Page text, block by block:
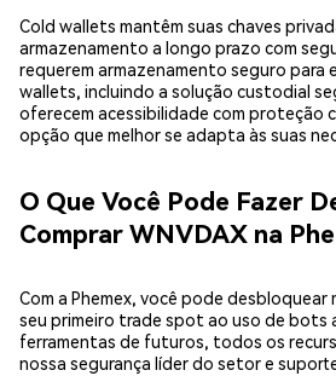
Cold wallets mantêm suas chaves
armazenamento a longo prazo com
requerem armazenamento seguro para
wallets, incluindo a solução custodial
oferecem acessibilidade com proteção
opção que melhor se adapta às suas
O Que Você Pode Fazer
Comprar WNVDAX na
Com a Phemex, você pode desbloquear
seu primeiro trade spot ao uso de bots
ferramentas de futuros, todos os
nossa segurança líder do setor e